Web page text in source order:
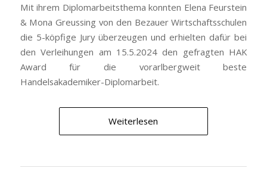
Mit ihrem Diplomarbeitsthema konnten Elena Feurstein
& Mona Greussing von den Bezauer Wirtschaftsschulen
die 5-köpfige Jury überzeugen und erhielten dafür bei
den Verleihungen am 15.5.2024 den gefragten HAK
Award für die vorarlbergweit beste
Handelsakademiker-Diplomarbeit.
Weiterlesen